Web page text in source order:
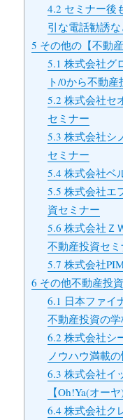
4.2 セミナー後
引な電話勧誘な
5 その他の【不動
5.1 株式会社グ
ト/0から不動
5.2 株式会社セ
セミナー
5.3 株式会社シ
セミナー
5.4 株式会社ベ
5.5 株式会社エ
資セミナー
5.6 株式会社
不動産投資セ
5.7 株式会社
6 その他不動産投
6.1 日本ファイ
不動産投資の学
6.2 株式会社シ
ノウハウ満載
6.3 株式会社イ
【Oh!Ya(オーヤ)
6.4 株式会社ク